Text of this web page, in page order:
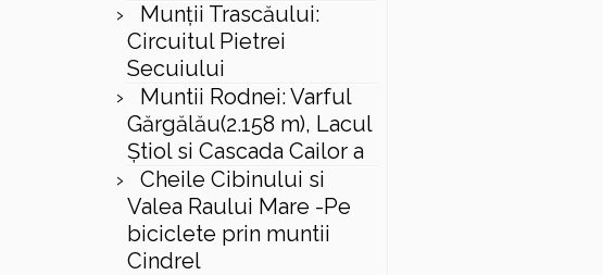
Munții Trascăului:
Circuitul Pietrei
Secuiului
Muntii Rodnei: Varful
Gărgălău(2.158 m), Lacul
Ştiol si Cascada Cailor a
Cheile Cibinului si
Valea Raului Mare -Pe
biciclete prin muntii
Cindrel